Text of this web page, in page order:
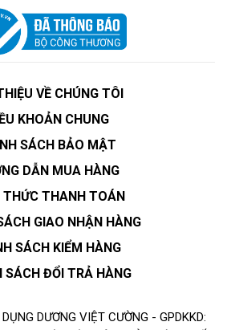
VỀ CHÚNG TÔI
KHOẢN CHUNG
SÁCH BẢO MẬT
DẪN MUA HÀNG
THỨC THANH TOÁN
GIAO NHẬN HÀNG
SÁCH KIỂM HÀNG
SÁCH ĐỔI TRẢ HÀNG
DƯƠNG VIỆT CƯỜNG - GPDKKD: